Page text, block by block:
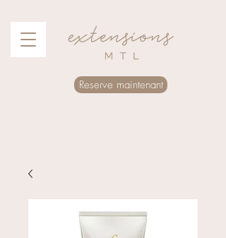
Reserve maintenant